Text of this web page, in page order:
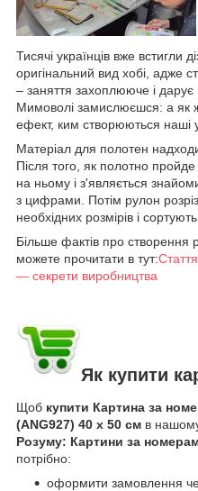
Тисячі українців вже встигли
оригінальний вид хобі, адже
– заняття захоплююче і дарує
Мимоволі замислюєшся: а як
ефект, ким створюються наші
Матеріал для полотен
Після того, як полотно
на ньому і з'являється
з цифрами. Потім рулон
необхідних розмірів і сортують.
Більше фактів про
можете прочитати в тут:
— секрети виробництва
Як купити
Щоб купити Картина за
(ANG927) 40 х 50 см в
Розуму: Картини за
потрібно:
оформити замовлення